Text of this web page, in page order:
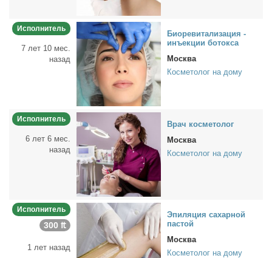
Исполнитель
7 лет 10 мес.
назад
Био­ре­ви­та­ли­за­ция -
инъ­ек­ции бо­ток­са
Москва
Косметолог на дому
Исполнитель
6 лет 6 мес.
назад
Врач кос­ме­то­лог
Москва
Косметолог на дому
Исполнитель
300 ₶
1 лет назад
Эпи­ля­ция са­хар­ной
пас­той
Москва
Косметолог на дому